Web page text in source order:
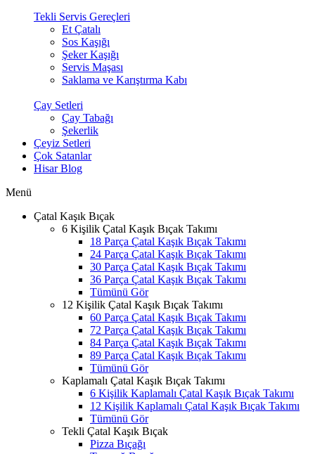
Tekli Servis Gereçleri
Et Çatalı
Sos Kaşığı
Şeker Kaşığı
Servis Maşası
Saklama ve Karıştırma Kabı
Çay Setleri
Çay Tabağı
Şekerlik
Çeyiz Setleri
Çok Satanlar
Hisar Blog
Menü
Çatal Kaşık Bıçak
6 Kişilik Çatal Kaşık Bıçak Takımı
18 Parça Çatal Kaşık Bıçak Takımı
24 Parça Çatal Kaşık Bıçak Takımı
30 Parça Çatal Kaşık Bıçak Takımı
36 Parça Çatal Kaşık Bıçak Takımı
Tümünü Gör
12 Kişilik Çatal Kaşık Bıçak Takımı
60 Parça Çatal Kaşık Bıçak Takımı
72 Parça Çatal Kaşık Bıçak Takımı
84 Parça Çatal Kaşık Bıçak Takımı
89 Parça Çatal Kaşık Bıçak Takımı
Tümünü Gör
Kaplamalı Çatal Kaşık Bıçak Takımı
6 Kişilik Kaplamalı Çatal Kaşık Bıçak Takımı
12 Kişilik Kaplamalı Çatal Kaşık Bıçak Takımı
Tümünü Gör
Tekli Çatal Kaşık Bıçak
Pizza Bıçağı